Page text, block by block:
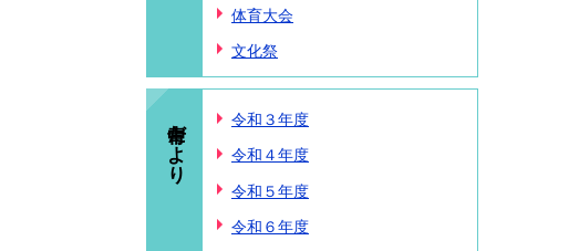
体育大会
文化祭
青中だより 令和３年度
令和４年度
令和５年度
令和６年度